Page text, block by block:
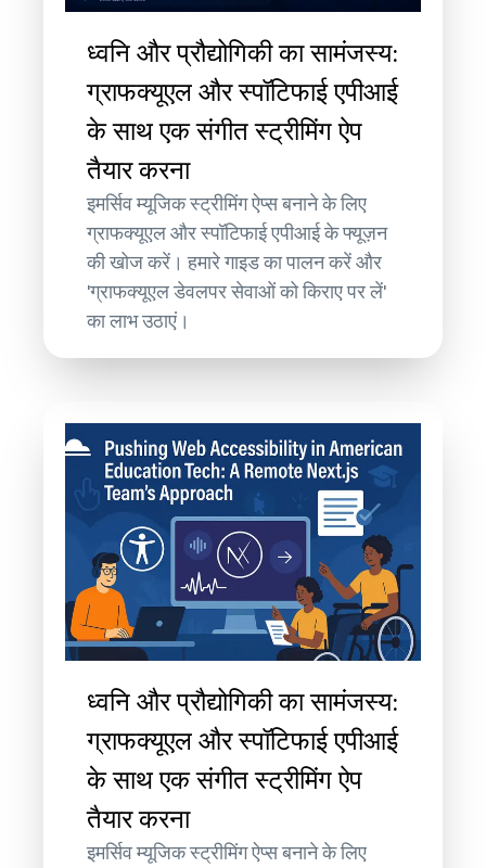
ध्वनि और प्रौद्योगिकी का सामंजस्य:
ग्राफक्यूएल और स्पॉटिफाई एपीआई
के साथ एक संगीत स्ट्रीमिंग ऐप
तैयार करना
इमर्सिव म्यूजिक स्ट्रीमिंग ऐप्स बनाने के लिए
ग्राफक्यूएल और स्पॉटिफाई एपीआई के फ्यूज़न
की खोज करें। हमारे गाइड का पालन करें और
'ग्राफक्यूएल डेवलपर सेवाओं को किराए पर लें'
का लाभ उठाएं।
ध्वनि और प्रौद्योगिकी का सामंजस्य:
ग्राफक्यूएल और स्पॉटिफाई एपीआई
के साथ एक संगीत स्ट्रीमिंग ऐप
तैयार करना
इमर्सिव म्यूजिक स्ट्रीमिंग ऐप्स बनाने के लिए